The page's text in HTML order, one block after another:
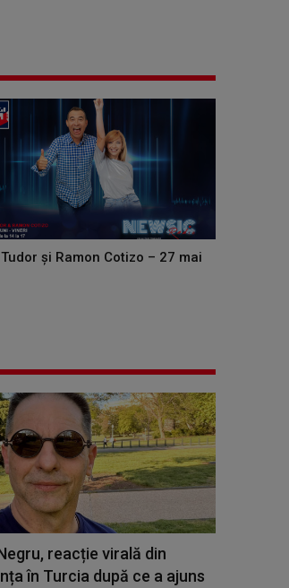
și Ramon Cotizo – 27 mai
reacție virală din
în Turcia după ce a ajuns